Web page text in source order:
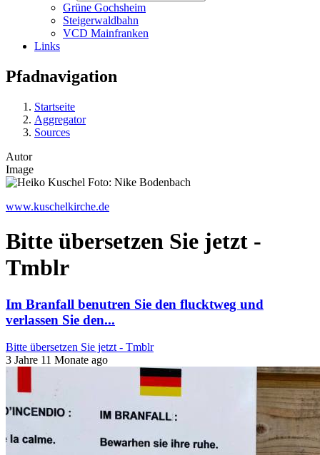
Grüne Gochsheim
Steigerwaldbahn
VCD Mainfranken
Links
Pfadnavigation
Startseite
Aggregator
Sources
Autor
Image
www.kuschelkirche.de
Bitte übersetzen Sie jetzt -
Tmblr
Im Branfall benutren Sie den flucktweg und
verlassen Sie den...
Bitte übersetzen Sie jetzt - Tmblr
3 Jahre 11 Monate ago